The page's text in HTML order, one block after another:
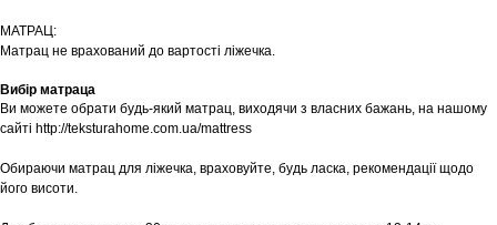
МАТРАЦ:
Матрац не врахований до вартості ліжечка.
Вибір матраца
Ви можете обрати будь-який матрац, виходячи з власних бажань, на нашому
сайті http://teksturahome.com.ua/mattress
Обираючи матрац для ліжечка, враховуйте, будь ласка, рекомендації щодо
його висоти.